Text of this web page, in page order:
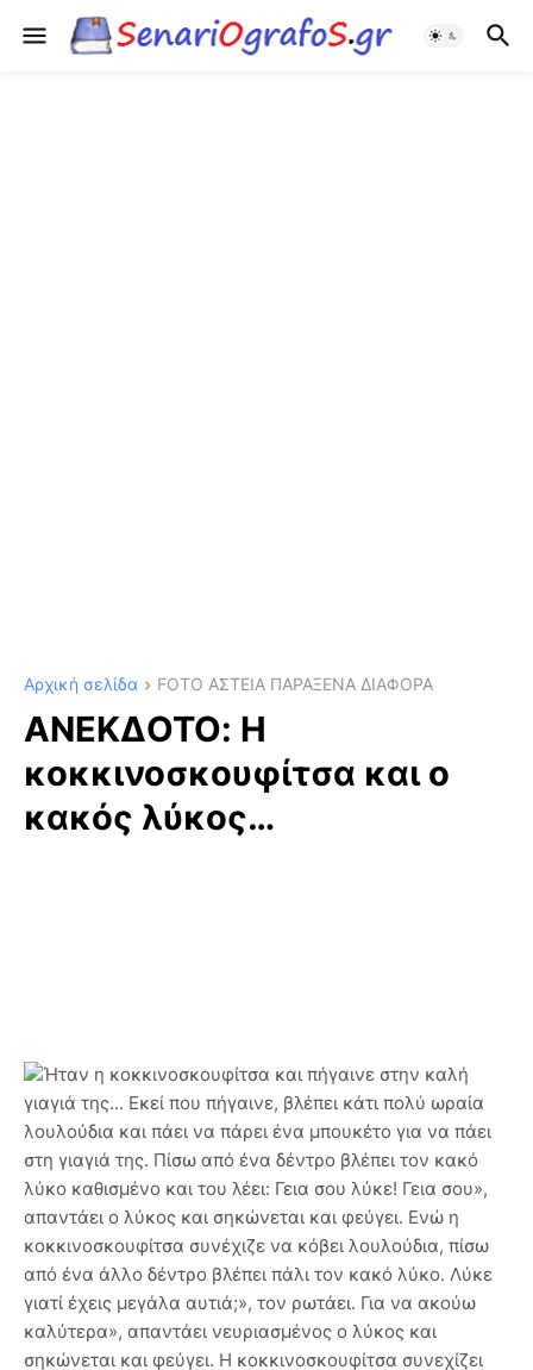
Αρχική σελίδα FOTO ΑΣΤΕΙΑ ΠΑΡΑΞΕΝΑ ΔΙΑΦΟΡΑ
ΑΝΕΚΔΟΤΟ: Η
κοκκινοσκουφίτσα και ο
κακός λύκος…
Ήταν η κοκκινοσκουφίτσα και πήγαινε στην καλή
γιαγιά της... Εκεί που πήγαινε, βλέπει κάτι πολύ ωραία
λουλούδια και πάει να πάρει ένα μπουκέτο για να πάει
στη γιαγιά της. Πίσω από ένα δέντρο βλέπει τον κακό
λύκο καθισμένο και του λέει: Γεια σου λύκε! Γεια σου»,
απαντάει ο λύκος και σηκώνεται και φεύγει. Ενώ η
κοκκινοσκουφίτσα συνέχιζε να κόβει λουλούδια, πίσω
από ένα άλλο δέντρο βλέπει πάλι τον κακό λύκο. Λύκε
γιατί έχεις μεγάλα αυτιά;», τον ρωτάει. Για να ακούω
καλύτερα», απαντάει νευριασμένος ο λύκος και
σηκώνεται και φεύγει. Η κοκκινοσκουφίτσα συνεχίζει